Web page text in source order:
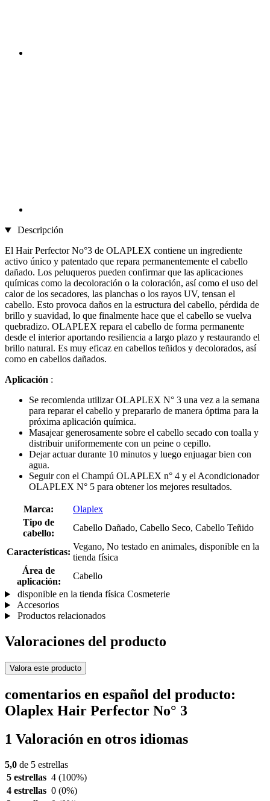
Descripción
El Hair Perfector No°3 de OLAPLEX contiene un ingrediente
activo único y patentado que repara permanentemente el cabello
dañado. Los peluqueros pueden confirmar que las aplicaciones
químicas como la decoloración o la coloración, así como el uso del
calor de los secadores, las planchas o los rayos UV, tensan el
cabello. Esto provoca daños en la estructura del cabello, pérdida de
brillo y suavidad, lo que finalmente hace que el cabello se vuelva
quebradizo. OLAPLEX repara el cabello de forma permanente
desde el interior aportando resiliencia a largo plazo y restaurando el
brillo natural. Es muy eficaz en cabellos teñidos y decolorados, así
como en cabellos dañados.
Aplicación :
Se recomienda utilizar OLAPLEX N° 3 una vez a la semana
para reparar el cabello y prepararlo de manera óptima para la
próxima aplicación química.
Masajear generosamente sobre el cabello secado con toalla y
distribuir uniformemente con un peine o cepillo.
Dejar actuar durante 10 minutos y luego enjuagar bien con
agua.
Seguir con el Champú OLAPLEX n° 4 y el Acondicionador
OLAPLEX N° 5 para obtener los mejores resultados.
Marca:
Olaplex
Tipo de
cabello:
Cabello Dañado, Cabello Seco, Cabello Teñido
Características:
Vegano, No testado en animales, disponible en la
tienda física
Área de
aplicación:
Cabello
disponible en la tienda física Cosmeterie
Accesorios
Productos relacionados
Valoraciones del producto
Valora este producto
comentarios en español del producto:
Olaplex Hair Perfector No° 3
1 Valoración en otros idiomas
5,0 de 5 estrellas
5 estrellas 4 (100%)
4 estrellas 0 (0%)